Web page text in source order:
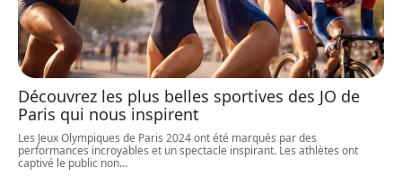
Découvrez les plus belles sportives des JO de
Paris qui nous inspirent
Les Jeux Olympiques de Paris 2024 ont été marqués par des
performances incroyables et un spectacle inspirant. Les athlètes ont
captivé le public non…